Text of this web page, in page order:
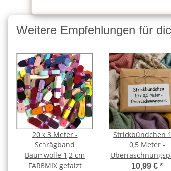
Weitere Empfehlungen für
20 x 3 Meter -
Schrägband
Baumwolle 1,2 cm
FARBMIX gefalzt
Strickbündchen
0,5 Meter -
10,99 €*